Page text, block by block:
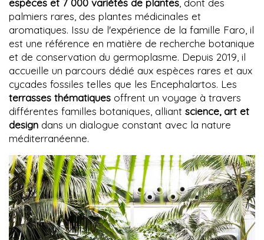
espèces et 7 000 variétés de plantes , dont des
palmiers rares, des plantes médicinales et
aromatiques. Issu de l'expérience de la famille Faro, il
est une référence en matière de recherche botanique
et de conservation du germoplasme. Depuis 2019, il
accueille un parcours dédié aux espèces rares et aux
cycades fossiles telles que les Encephalartos. Les
terrasses thématiques offrent un voyage à travers
différentes familles botaniques, alliant science, art et
design dans un dialogue constant avec la nature
méditerranéenne.